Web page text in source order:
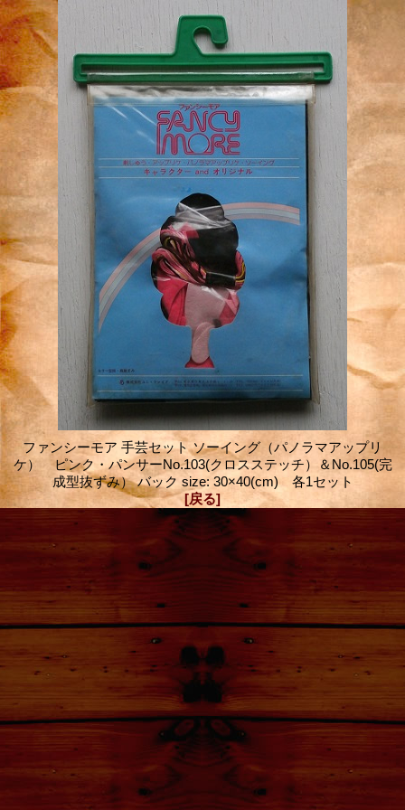
ファンシーモア 手芸セット ソーイング（パノラマアップリ
ケ） ピンク・パンサーNo.103(クロスステッチ）＆No.105(完
成型抜ずみ） バック size: 30×40(cm) 各1セット
[戻る]